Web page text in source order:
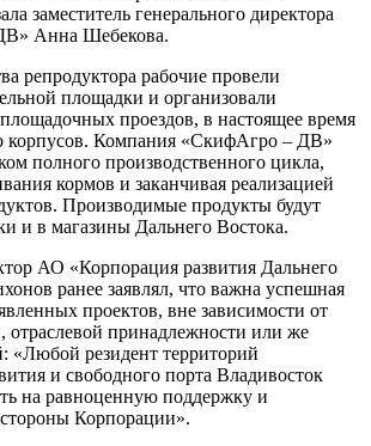
заместитель генерального директора
Анна Шебекова.
репродуктора рабочие провели
площадки и организовали
проездов, в настоящее время
корпусов. Компания «СкифАгро – ДВ»
полного производственного цикла,
кормов и заканчивая реализацией
Производимые продукты будут
и в магазины Дальнего Востока.
АО «Корпорация развития Дальнего
ранее заявлял, что важна успешная
проектов, вне зависимости от
отраслевой принадлежности или же
«Любой резидент территорий
и свободного порта Владивосток
на равноценную поддержку и
Корпорации».